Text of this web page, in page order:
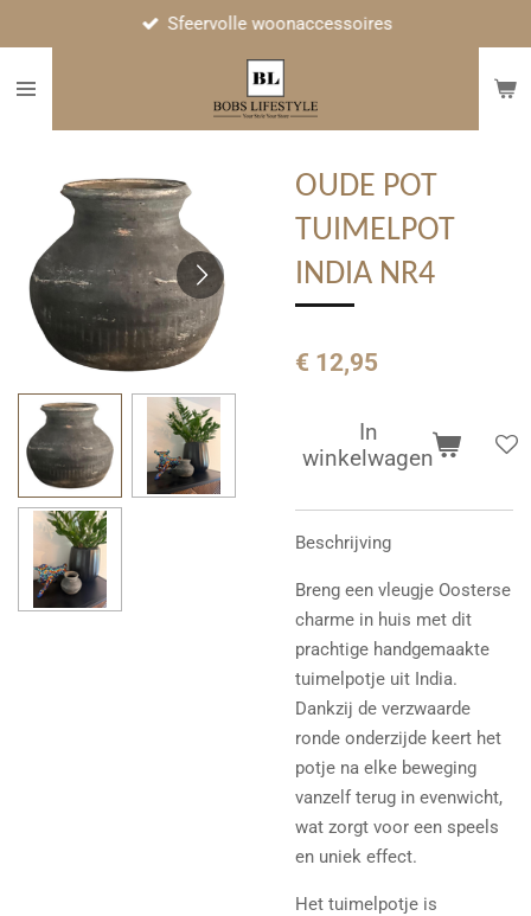
naar
Sfeervolle woonaccessoires
OUDE POT
TUIMELPOT
INDIA NR4
€ 12,95
In
winkelwagen
Beschrijving
Breng een vleugje Oosterse
charme in huis met dit
prachtige handgemaakte
tuimelpotje uit India.
Dankzij de verzwaarde
ronde onderzijde keert het
potje na elke beweging
vanzelf terug in evenwicht,
wat zorgt voor een speels
en uniek effect.
Het tuimelpotje is